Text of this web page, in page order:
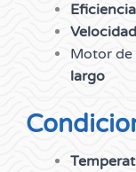
Motor de
largo